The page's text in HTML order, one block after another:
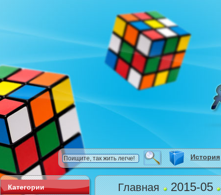
История
Категории Главная 2015-05